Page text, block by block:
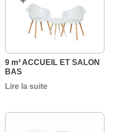
9 m² ACCUEIL ET SALON
BAS
Lire la suite